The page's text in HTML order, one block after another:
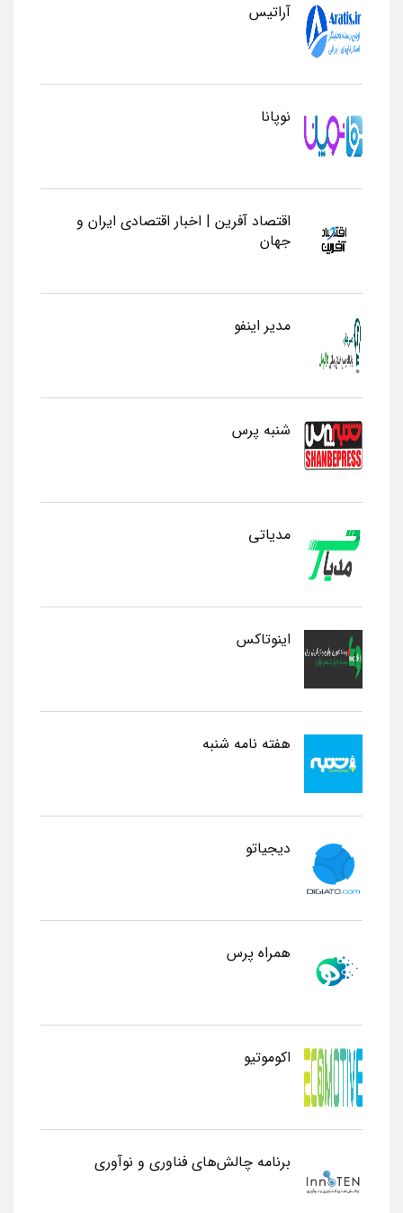
آراتیس
نوپانا
اقتصاد آفرین | اخبار اقتصادی ایران و
جهان
مدیر اینفو
شنبه پرس
مدیاتی
اینوتاکس
هفته نامه شنبه
دیجیاتو
همراه پرس
اکوموتیو
برنامه چالش‌های فناوری و نوآوری